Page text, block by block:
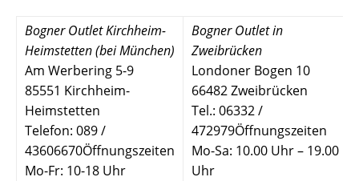
Bogner Outlet Kirchheim-
Heimstetten (bei München)
Am Werbering 5-9
85551 Kirchheim-
Heimstetten
Telefon: 089 /
43606670Öffnungszeiten
Mo-Fr: 10-18 Uhr
Bogner Outlet in
Zweibrücken
Londoner Bogen 10
66482 Zweibrücken
Tel.: 06332 /
472979Öffnungszeiten
Mo-Sa: 10.00 Uhr – 19.00
Uhr